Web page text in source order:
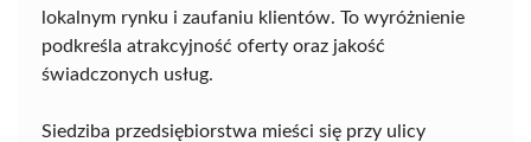
lokalnym rynku i zaufaniu klientów. To wyróżnienie
podkreśla atrakcyjność oferty oraz jakość
świadczonych usług.
Siedziba przedsiębiorstwa mieści się przy ulicy